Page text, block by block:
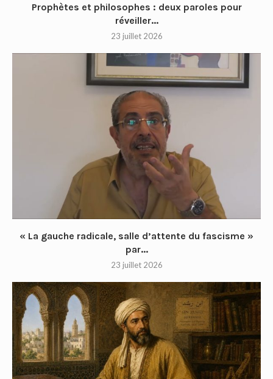
Prophètes et philosophes : deux paroles pour
réveiller...
23 juillet 2026
« La gauche radicale, salle d’attente du fascisme »
par...
23 juillet 2026